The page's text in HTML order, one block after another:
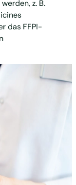
z. B.
das FFPI-